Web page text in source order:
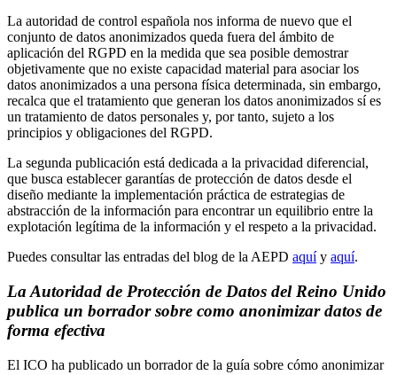
La autoridad de control española nos informa de nuevo que el
conjunto de datos anonimizados queda fuera del ámbito de
aplicación del RGPD en la medida que sea posible demostrar
objetivamente que no existe capacidad material para asociar los
datos anonimizados a una persona física determinada, sin embargo,
recalca que el tratamiento que generan los datos anonimizados sí es
un tratamiento de datos personales y, por tanto, sujeto a los
principios y obligaciones del RGPD.
La segunda publicación está dedicada a la privacidad diferencial,
que busca establecer garantías de protección de datos desde el
diseño mediante la implementación práctica de estrategias de
abstracción de la información para encontrar un equilibrio entre la
explotación legítima de la información y el respeto a la privacidad.
Puedes consultar las entradas del blog de la AEPD aquíy aquí.
La Autoridad de Protección de Datos del Reino Unido
publica un borrador sobre como anonimizar datos de
forma efectiva
El ICO ha publicado un borrador de la guía sobre cómo anonimizar